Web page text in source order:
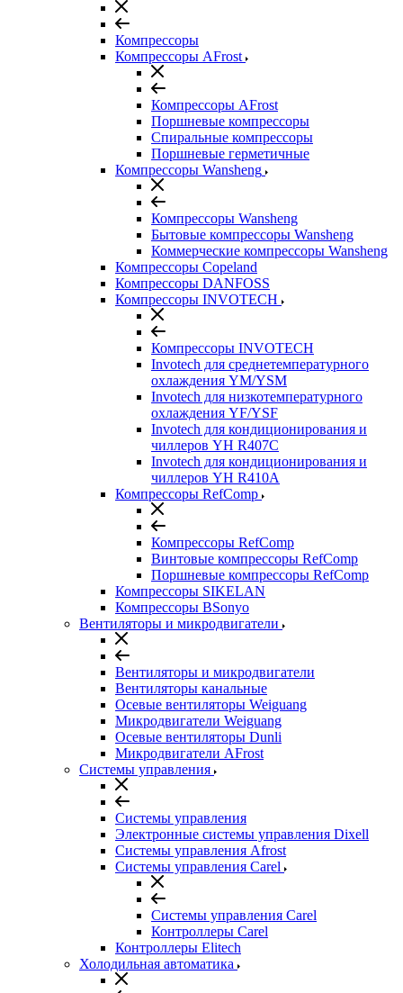
Компрессоры
Компрессоры AFrost
Компрессоры AFrost
Поршневые компрессоры
Спиральные компрессоры
Поршневые герметичные
Компрессоры Wansheng
Компрессоры Wansheng
Бытовые компрессоры Wansheng
Коммерческие компрессоры Wansheng
Компрессоры Copeland
Компрессоры DANFOSS
Компрессоры INVOTECH
Компрессоры INVOTECH
Invotech для среднетемпературного
охлаждения YM/YSM
Invotech для низкотемпературного
охлаждения YF/YSF
Invotech для кондиционирования и
чиллеров YH R407C
Invotech для кондиционирования и
чиллеров YH R410A
Компрессоры RefComp
Компрессоры RefComp
Винтовые компрессоры RefComp
Поршневые компрессоры RefComp
Компрессоры SIKELAN
Компрессоры BSonyo
Вентиляторы и микродвигатели
Вентиляторы и микродвигатели
Вентиляторы канальные
Осевые вентиляторы Weiguang
Микродвигатели Weiguang
Осевые вентиляторы Dunli
Микродвигатели AFrost
Системы управления
Системы управления
Электронные системы управления Dixell
Системы управления Afrost
Системы управления Carel
Системы управления Carel
Контроллеры Carel
Контроллеры Elitech
Холодильная автоматика